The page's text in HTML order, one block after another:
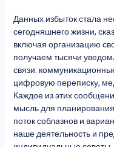
Данных избыток стала
сегодняшнего жизни,
включая организацию
получаем тысячи
связи:
цифровую переписку,
Каждое из этих
мысль для
поток соблазнов и
наше деятельность и